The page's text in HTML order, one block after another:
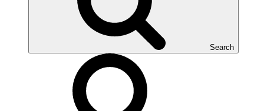
Search